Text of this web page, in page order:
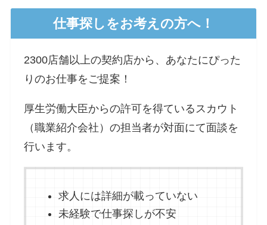
仕事探しをお考えの方へ！
2300店舗以上の契約店から、あなたにぴった
りのお仕事をご提案！
厚生労働大臣からの許可を得ているスカウト
（職業紹介会社）の担当者が対面にて面談を
行います。
求人には詳細が載っていない
未経験で仕事探しが不安